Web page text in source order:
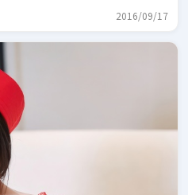
2016/09/17